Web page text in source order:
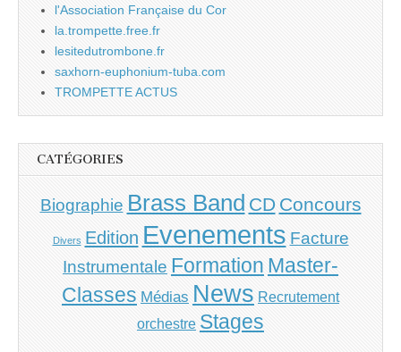
l'Association Française du Cor
la.trompette.free.fr
lesitedutrombone.fr
saxhorn-euphonium-tuba.com
TROMPETTE ACTUS
CATÉGORIES
Biographie Brass Band CD Concours
Divers Edition Evenements Facture
Instrumentale Formation Master-
Classes Médias News Recrutement
orchestre Stages